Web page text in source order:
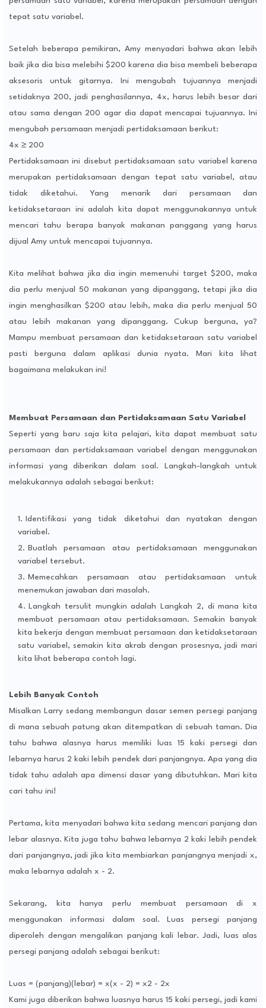
tepat satu variabel.
Setelah beberapa pemikiran, Amy menyadari bahwa akan lebih
baik jika dia bisa melebihi $200 karena dia bisa membeli beberapa
aksesoris untuk gitarnya. Ini mengubah tujuannya menjadi
setidaknya 200, jadi penghasilannya, 4x, harus lebih besar dari
atau sama dengan 200 agar dia dapat mencapai tujuannya. Ini
mengubah persamaan menjadi pertidaksamaan berikut:
4x ≥ 200
Pertidaksamaan ini disebut pertidaksamaan satu variabel karena
merupakan pertidaksamaan dengan tepat satu variabel, atau
tidak diketahui. Yang menarik dari persamaan dan
ketidaksetaraan ini adalah kita dapat menggunakannya untuk
mencari tahu berapa banyak makanan panggang yang harus
dijual Amy untuk mencapai tujuannya.
Kita melihat bahwa jika dia ingin memenuhi target $200, maka
dia perlu menjual 50 makanan yang dipanggang, tetapi jika dia
ingin menghasilkan $200 atau lebih, maka dia perlu menjual 50
atau lebih makanan yang dipanggang. Cukup berguna, ya?
Mampu membuat persamaan dan ketidaksetaraan satu variabel
pasti berguna dalam aplikasi dunia nyata. Mari kita lihat
bagaimana melakukan ini!
Membuat Persamaan dan Pertidaksamaan Satu Variabel
Seperti yang baru saja kita pelajari, kita dapat membuat satu
persamaan dan pertidaksamaan variabel dengan menggunakan
informasi yang diberikan dalam soal. Langkah-langkah untuk
melakukannya adalah sebagai berikut:
Identifikasi yang tidak diketahui dan nyatakan dengan
variabel.
Buatlah persamaan atau pertidaksamaan menggunakan
variabel tersebut.
Memecahkan persamaan atau pertidaksamaan untuk
menemukan jawaban dari masalah.
Langkah tersulit mungkin adalah Langkah 2, di mana kita
membuat persamaan atau pertidaksamaan. Semakin banyak
kita bekerja dengan membuat persamaan dan ketidaksetaraan
satu variabel, semakin kita akrab dengan prosesnya, jadi mari
kita lihat beberapa contoh lagi.
Lebih Banyak Contoh
Misalkan Larry sedang membangun dasar semen persegi panjang
di mana sebuah patung akan ditempatkan di sebuah taman. Dia
tahu bahwa alasnya harus memiliki luas 15 kaki persegi dan
lebarnya harus 2 kaki lebih pendek dari panjangnya. Apa yang dia
tidak tahu adalah apa dimensi dasar yang dibutuhkan. Mari kita
cari tahu ini!
Pertama, kita menyadari bahwa kita sedang mencari panjang dan
lebar alasnya. Kita juga tahu bahwa lebarnya 2 kaki lebih pendek
dari panjangnya, jadi jika kita membiarkan panjangnya menjadi x,
maka lebarnya adalah x - 2.
Sekarang, kita hanya perlu membuat persamaan di x
menggunakan informasi dalam soal. Luas persegi panjang
diperoleh dengan mengalikan panjang kali lebar. Jadi, luas alas
persegi panjang adalah sebagai berikut:
Luas = (panjang)(lebar) = x(x - 2) = x2 - 2x
Kami juga diberikan bahwa luasnya harus 15 kaki persegi, jadi kami